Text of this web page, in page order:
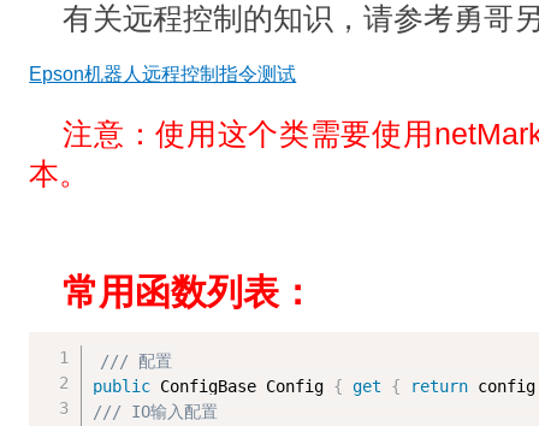
有关远程控制的知识，请参考勇哥
Epson机器人远程控制指令测试
注意：使用这个类需要使用
本。
常用函数列表：
/// 配置
public ConfigBase Config { get { return config
/// IO输入配置